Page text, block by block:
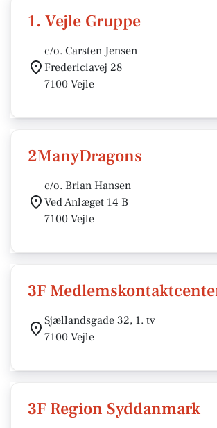
1. Vejle Gruppe
c/o. Carsten Jensen
Fredericiavej 28
7100 Vejle
2ManyDragons
c/o. Brian Hansen
Ved Anlæget 14 B
7100 Vejle
3F
Sjællandsgade 32, 1. tv
7100 Vejle
3F Region Syddanmark